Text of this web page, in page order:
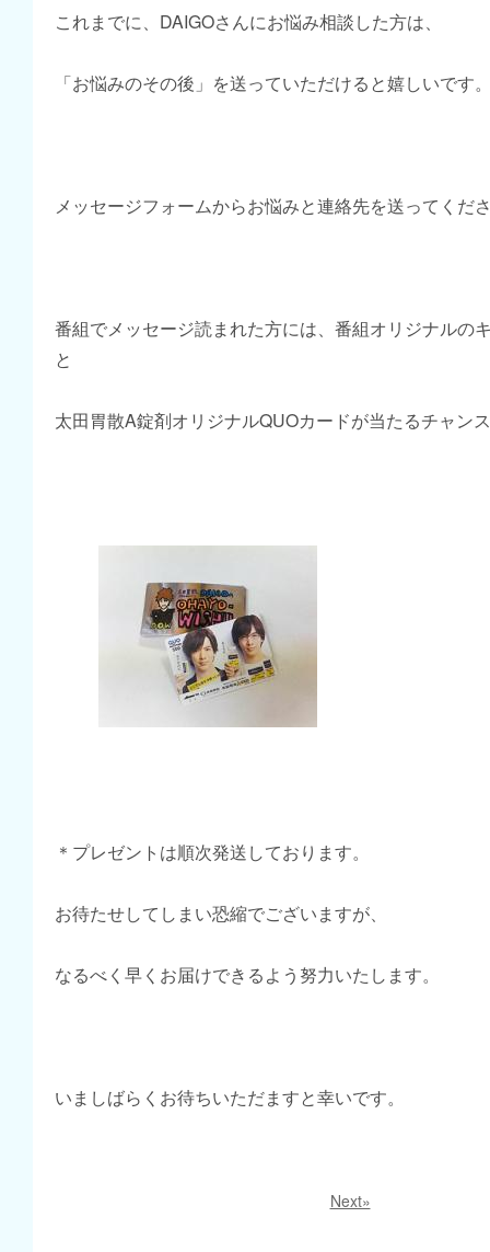
これまでに、DAIGOさんにお悩み相談した方は、
「お悩みのその後」を送っていただけると嬉しいです
メッセージフォームからお悩みと連絡先を送ってくだ
番組でメッセージ読まれた方には、番組オリジナルの
と
太田胃散A錠剤オリジナルQUOカードが当たるチャン
＊プレゼントは順次発送しております。
お待たせしてしまい恐縮でございますが、
なるべく早くお届けできるよう努力いたします。
いましばらくお待ちいただますと幸いです。
Next»